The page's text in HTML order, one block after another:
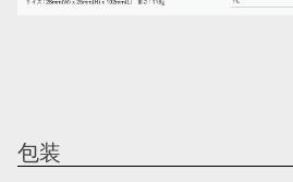
包装